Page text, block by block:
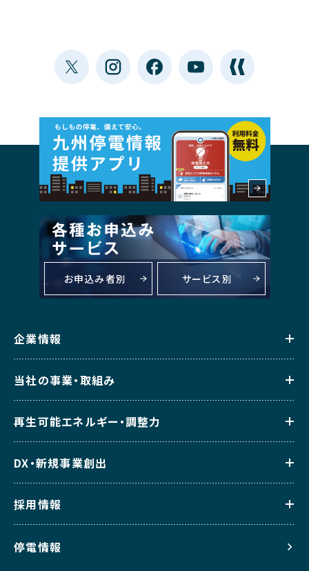
お申込み者別 サービス別
企業情報
当社の事業・取組み
再生可能エネルギー・調整力
DX・新規事業創出
採用情報
停電情報